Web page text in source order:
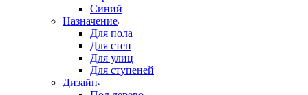
Синий
Назначение
Для пола
Для стен
Для улиц
Для ступеней
Дизайн